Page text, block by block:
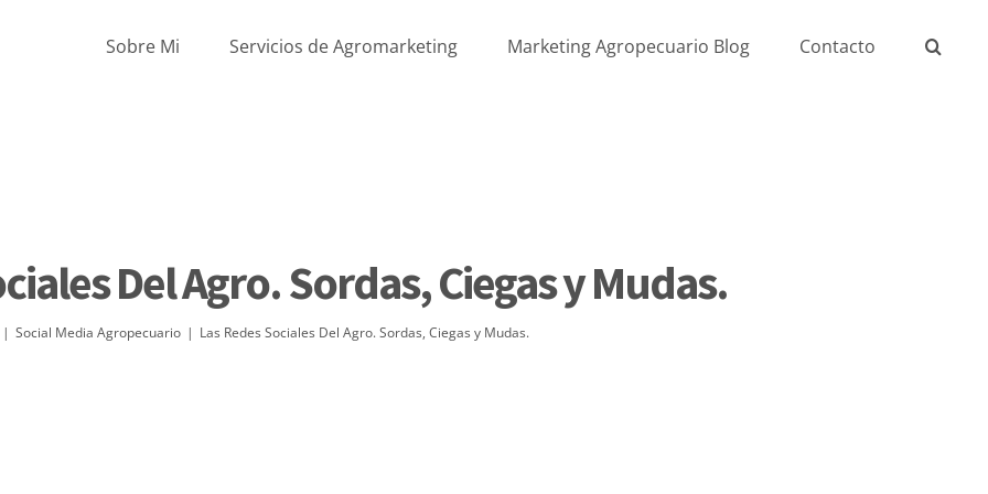
Sobre Mi Servicios de Agromarketing Marketing Agropecuario Blog Contacto
Del Agro. Sordas, Ciegas y Mudas.
| Social Media Agropecuario | Las Redes Sociales Del Agro. Sordas, Ciegas y Mudas.